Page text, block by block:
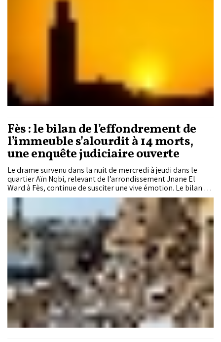
Fès : le bilan de l’effondrement de
l’immeuble s’alourdit à 14 morts,
une enquête judiciaire ouverte
Le drame survenu dans la nuit de mercredi à jeudi dans le
quartier Aïn Nqbi, relevant de l’arrondissement Jnane El
Ward à Fès, continue de susciter une vive émotion. Le bilan de
l’effondrement d’un immeuble résidentiel de cinq étages
s’est alourdi à 14 morts et six blessés, selon des données
communiquées par des sources médicales locales.